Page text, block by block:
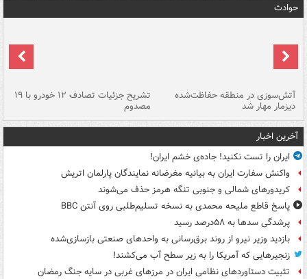
حوادث
آتش‌سوزی در منطقه حفاظت‌شده
دیزمار مهار شد
تشریح جزئیات تصادف ۱۲ خودرو با ۱۹
مصدوم
آخرین اخبار
ایران را تست نکنید! جاده‌ی خشم ایران!
واکنش سفارت ایران به بیانیه مغرضانه نمایندگان پارلمان اتریش
کریدورهای شمالی و جنوبی تنگه هرمز حذف می‌شوند
پاسخ قاطع ملیحه محمدی به نسخه تسلیم‌طلبی روی آنتن BBC
پرشدگی سدها به ۵۸درصد رسید
بازدید وزیر نیرو از روند برق‌رسانی به واحدهای صنعتی بازسازی‌شده
زنجیرهایی که آمریکا را به زیر سطح آب می‌کشند!
تثبیت دستاوردهای نظامی ایران در مرزهای غربی در سایه جنگ رمضان